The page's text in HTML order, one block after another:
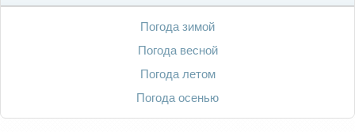
Погода зимой
Погода весной
Погода летом
Погода осенью